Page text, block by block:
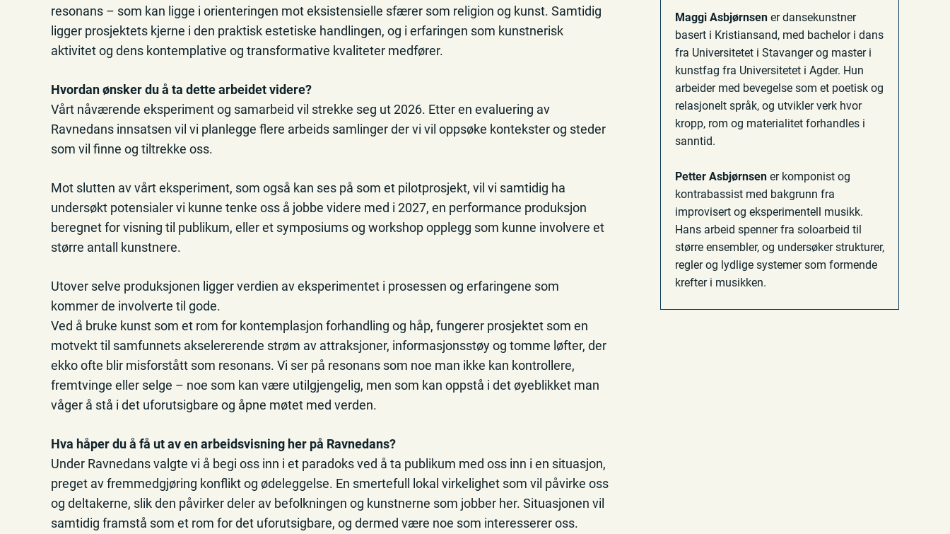
resonans – som kan ligge i orienteringen mot eksistensielle sfærer som religion og kunst. Samtidig
ligger prosjektets kjerne i den praktisk estetiske handlingen, og i erfaringen som kunstnerisk
aktivitet og dens kontemplative og transformative kvaliteter medfører.
Hvordan ønsker du å ta dette arbeidet videre?
Vårt nåværende eksperiment og samarbeid vil strekke seg ut 2026. Etter en evaluering av
Ravnedans innsatsen vil vi planlegge flere arbeids samlinger der vi vil oppsøke kontekster og steder
som vil finne og tiltrekke oss.
Mot slutten av vårt eksperiment, som også kan ses på som et pilotprosjekt, vil vi samtidig ha
undersøkt potensialer vi kunne tenke oss å jobbe videre med i 2027, en performance produksjon
beregnet for visning til publikum, eller et symposiums og workshop opplegg som kunne involvere et
større antall kunstnere.
Utover selve produksjonen ligger verdien av eksperimentet i prosessen og erfaringene som
kommer de involverte til gode.
Ved å bruke kunst som et rom for kontemplasjon forhandling og håp, fungerer prosjektet som en
motvekt til samfunnets akselererende strøm av attraksjoner, informasjonsstøy og tomme løfter, der
ekko ofte blir misforstått som resonans. Vi ser på resonans som noe man ikke kan kontrollere,
fremtvinge eller selge – noe som kan være utilgjengelig, men som kan oppstå i det øyeblikket man
våger å stå i det uforutsigbare og åpne møtet med verden.
Hva håper du å få ut av en arbeidsvisning her på Ravnedans?
Under Ravnedans valgte vi å begi oss inn i et paradoks ved å ta publikum med oss inn i en situasjon,
preget av fremmedgjøring konflikt og ødeleggelse. En smertefull lokal virkelighet som vil påvirke oss
og deltakerne, slik den påvirker deler av befolkningen og kunstnerne som jobber her. Situasjonen vil
samtidig framstå som et rom for det uforutsigbare, og dermed være noe som interesserer oss.
Maggi Asbjørnsener dansekunstner
basert i Kristiansand, med bachelor i dans
fra Universitetet i Stavanger og master i
kunstfag fra Universitetet i Agder. Hun
arbeider med bevegelse som et poetisk og
relasjonelt språk, og utvikler verk hvor
kropp, rom og materialitet forhandles i
sanntid.
Petter Asbjørnsener komponist og
kontrabassist med bakgrunn fra
improvisert og eksperimentell musikk.
Hans arbeid spenner fra soloarbeid til
større ensembler, og undersøker strukturer,
regler og lydlige systemer som formende
krefter i musikken.